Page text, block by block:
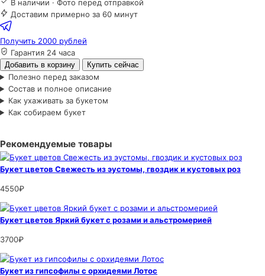
В наличии · Фото перед отправкой
Доставим примерно за 60 минут
Получить 2000 рублей
Гарантия 24 часа
Добавить в корзину Купить сейчас
Полезно перед заказом
Состав и полное описание
Как ухаживать за букетом
Как собираем букет
Рекомендуемые товары
Букет цветов Свежесть из эустомы, гвоздик и кустовых роз
4550₽
Букет цветов Яркий букет с розами и альстромерией
3700₽
Букет из гипсофилы с орхидеями Лотос